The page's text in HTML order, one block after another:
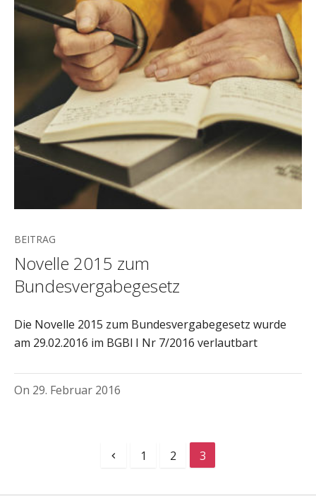
BEITRAG
Novelle 2015 zum
Bundesvergabegesetz
Die Novelle 2015 zum Bundesvergabegesetz wurde
am 29.02.2016 im BGBl I Nr 7/2016 verlautbart
On 29. Februar 2016
1 2 3